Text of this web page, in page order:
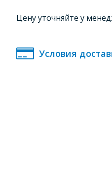
Цену уточняйте у
Условия